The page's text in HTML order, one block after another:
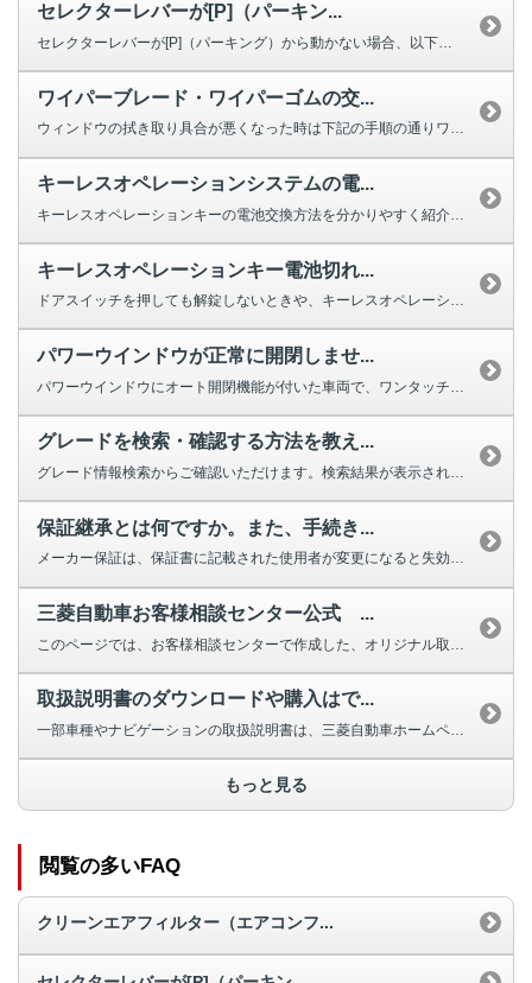
セレクターレバーが[P]（パーキン...
セレクターレバーが[P]（パーキング）から動かない場合、以下を確認してくだ...
ワイパーブレード・ワイパーゴムの交...
ウィンドウの拭き取り具合が悪くなった時は下記の手順の通りワイパーの交換をし...
キーレスオペレーションシステムの電...
キーレスオペレーションキーの電池交換方法を分かりやすく紹介する動画をご用意...
キーレスオペレーションキー電池切れ...
ドアスイッチを押しても解錠しないときや、キーレスオペレーションキーのボタン...
パワーウインドウが正常に開閉しませ...
グレードを検索・確認する方法を教え...
グレード情報検索からご確認いただけます。検索結果が表示されない場合は、お手...
保証継承とは何ですか。また、手続き...
メーカー保証は、保証書に記載された使用者が変更になると失効しますが、車両の...
三菱自動車お客様相談センター公式 ...
取扱説明書のダウンロードや購入はで...
一部車種やナビゲーションの取扱説明書は、三菱自動車ホームページよりダウンロ...
もっと見る
閲覧の多いFAQ
クリーンエアフィルター（エアコンフ...